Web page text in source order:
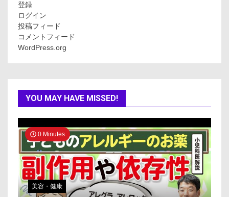
登録
ログイン
投稿フィード
コメントフィード
WordPress.org
YOU MAY HAVE MISSED!
0 Minutes
美容・健康